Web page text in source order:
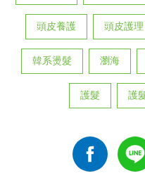
頭皮養護 頭皮護理
韓系燙髮 瀏海
護髮 護